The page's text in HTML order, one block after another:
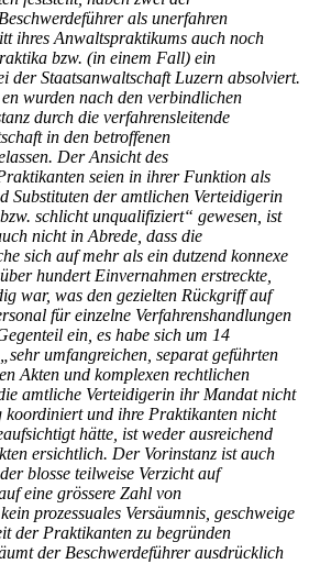
als unerfahren
ihres Anwaltspraktikums auch noch
bzw. (in einem Fall) ein
der Staatsanwaltschaft Luzern absolviert.
wurden nach den verbindlichen
durch die verfahrensleitende
in den betroffenen
Der Ansicht des
seien in ihrer Funktion als
Substituten der amtlichen Verteidigerin
schlicht unqualifiziert“ gewesen, ist
nicht in Abrede, dass die
sich auf mehr als ein dutzend konnexe
hundert Einvernahmen erstreckte,
war, was den gezielten Rückgriff auf
für einzelne Verfahrenshandlungen
ein, es habe sich um 14
umfangreichen, separat geführten
Akten und komplexen rechtlichen
amtliche Verteidigerin ihr Mandat nicht
koordiniert und ihre Praktikanten nicht
hätte, ist weder ausreichend
ersichtlich. Der Vorinstanz ist auch
blosse teilweise Verzicht auf
eine grössere Zahl von
prozessuales Versäumnis, geschweige
der Praktikanten zu begründen
der Beschwerdeführer ausdrücklich